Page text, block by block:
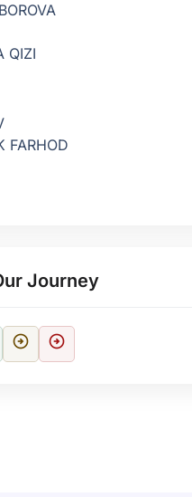
QIZI
FARHOD
Journey
arrow_circle_right arrow_circle_right